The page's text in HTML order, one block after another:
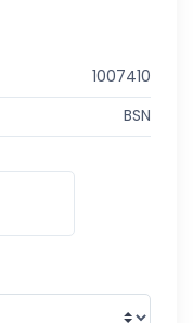
1007410
BSN